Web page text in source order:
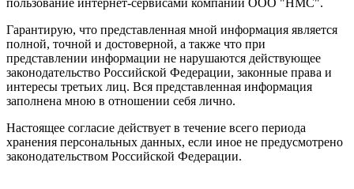
Гарантирую, что представленная мной информация является
полной, точной и достоверной, а также что при
представлении информации не нарушаются действующее
законодательство Российской Федерации, законные права и
интересы третьих лиц. Вся представленная информация
заполнена мною в отношении себя лично.
Настоящее согласие действует в течение всего периода
хранения персональных данных, если иное не предусмотрено
законодательством Российской Федерации.